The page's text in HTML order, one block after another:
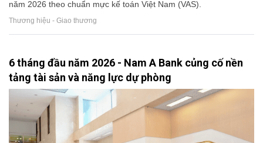
năm 2026 theo chuẩn mực kế toán Việt Nam (VAS).
Thương hiệu - Giao thương
6 tháng đầu năm 2026 - Nam A Bank củng cố nền
tảng tài sản và năng lực dự phòng